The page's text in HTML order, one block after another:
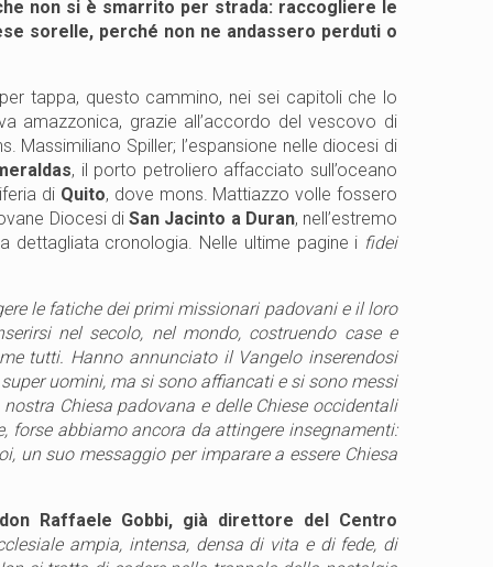
non si è smarrito per strada: raccogliere le
sorelle, perché non ne andassero perduti o
tappa, questo cammino, nei sei capitoli che lo
amazzonica, grazie all’accordo del vescovo di
Massimiliano Spiller; l’espansione nelle diocesi di
, il porto petroliero affacciato sull’oceano
di Quito, dove mons. Mattiazzo volle fossero
Diocesi diSan Jacinto a Duran, nell’estremo
cronologia. Nelle ultime pagine i fidei
le fatiche dei primi missionari padovani e il loro
nel secolo, nel mondo, costruendo case e
tutti. Hanno annunciato il Vangelo inserendosi
uomini, ma si sono affiancati e si sono messi
Chiesa padovana e delle Chiese occidentali
abbiamo ancora da attingere insegnamenti:
un suo messaggio per imparare a essere Chiesa
Raffaele Gobbi, già direttore del Centro
ampia, intensa, densa di vita e di fede, di